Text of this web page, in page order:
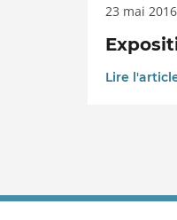
23 mai
Lire